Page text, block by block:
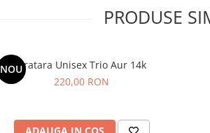
PRODUSE
NOUBratara Unisex Trio Aur 14k
220,00 RON